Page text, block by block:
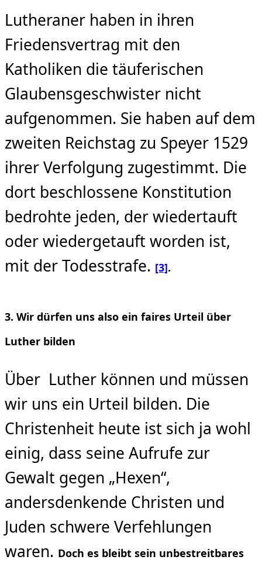
Lutheraner haben in ihren
Friedensvertrag mit den
Katholiken die täuferischen
Glaubensgeschwister nicht
aufgenommen. Sie haben auf dem
zweiten Reichstag zu Speyer 1529
ihrer Verfolgung zugestimmt. Die
dort beschlossene Konstitution
bedrohte jeden, der wiedertauft
oder wiedergetauft worden ist,
mit der Todesstrafe. [3].
3. Wir dürfen uns also ein faires Urteil über
Luther bilden
Über Luther können und müssen
wir uns ein Urteil bilden. Die
Christenheit heute ist sich ja wohl
einig, dass seine Aufrufe zur
Gewalt gegen „Hexen“,
andersdenkende Christen und
Juden schwere Verfehlungen
waren. Doch es bleibt sein unbestreitbares